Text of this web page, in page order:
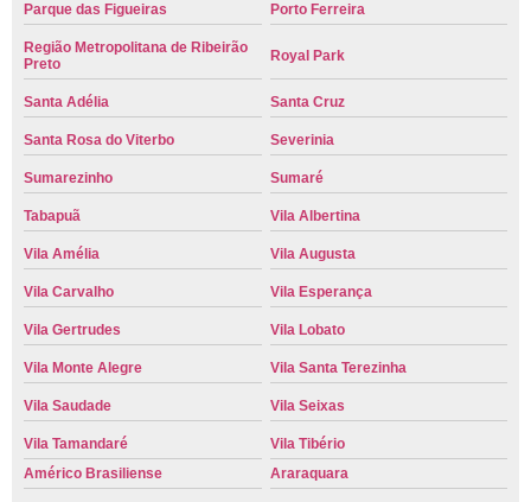
Parque das Figueiras Porto Ferreira
Região Metropolitana de Ribeirão
Preto
Royal Park
Santa Adélia Santa Cruz
Santa Rosa do Viterbo Severinia
Sumarezinho Sumaré
Tabapuã Vila Albertina
Vila Amélia Vila Augusta
Vila Carvalho Vila Esperança
Vila Gertrudes Vila Lobato
Vila Monte Alegre Vila Santa Terezinha
Vila Saudade Vila Seixas
Vila Tamandaré
Vila Tibério
Américo Brasiliense
Araraquara